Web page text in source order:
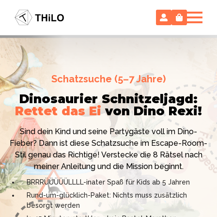
Hollywood-Action im
Kinderzimmer – ohne
Vorbereitungsstress!
Ich bin THiLO, "Dein SPIEGEL"-Bestseller-Autor und
TV-Profi (ZDF "1, 2 oder 3"). Entdecke jetzt meine
Schatzsuchen und Escape Rooms zum Sofort-
Download. Und natürlich meine Ebooks.
Schatzsuche (5–7 Jahre)
Dinosaurier Schnitzeljagd:
Rettet das Ei von Dino Rexi!
Sind dein Kind und seine Partygäste voll im Dino-
Fieber? Dann ist diese Schatzsuche im Escape-Room-
Stil genau das Richtige! Verstecke die 8 Rätsel nach
meiner Anleitung und die Mission beginnt.
BRRRÜÜÜÜÜLLLL-inater Spaß für Kids ab 5 Jahren
Rund-um-glücklich-Paket: Nichts muss zusätzlich
besorgt werden
Escape Room (ab 8 oder 12 Jahre)
Locked-up Agents: Im Labor
des Virologen
Das gab es noch nie: Verwandele dein Zuhause in ein
High-Tech Labor! Unser 24-seitiges PDF enthält alles:
Mission, Agentenausweise, Rätsel und Requisiten.
Knackt den Fall in 90 Minuten!
Kniffliger Rätselspaß für 2 bis 6 Spieler (8 - 11 oder 12–
99 Jahre)
Professionelles PDF: Agentenausweise & Schilder
inklusive